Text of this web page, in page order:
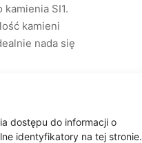
dostępu do informacji o
identyfikatory na tej stronie.
SI1.
kamieni
nada się